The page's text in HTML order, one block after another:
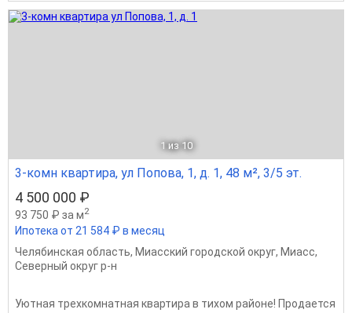
1 из 10
3-комн квартира, ул Попова, 1, д. 1, 48 м², 3/5 эт.
4 500 000 ₽
93 750 ₽ за м2
Ипотека от 21 584 ₽ в месяц
Челябинская область, Миасский городской округ, Миасс,
Северный округ р-н
Уютная трехкомнатная квартира в тихом районе! Продается